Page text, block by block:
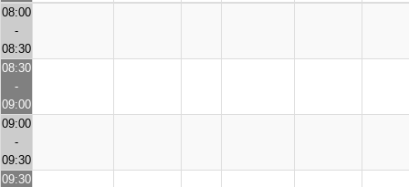
08:00
-
08:30
08:30
-
09:00
09:00
-
09:30
09:30